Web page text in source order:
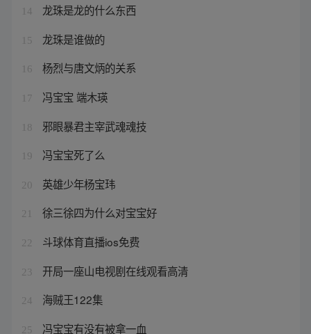
14 龙珠是龙的什么东西
15 龙珠是谁做的
16 杨烈与唐文炳的关系
17 冯宝宝 端木瑛
18 邪眼暴君主宰武魂魂技
19 冯宝宝死了么
20 英雄少年杨宝玮
21 徐三徐四为什么对宝宝好
22 斗球体育直播ios免费
23 开局一座山电视剧在线观看高清
24 海贼王122集
25 冯宝宝有没有被拿一血